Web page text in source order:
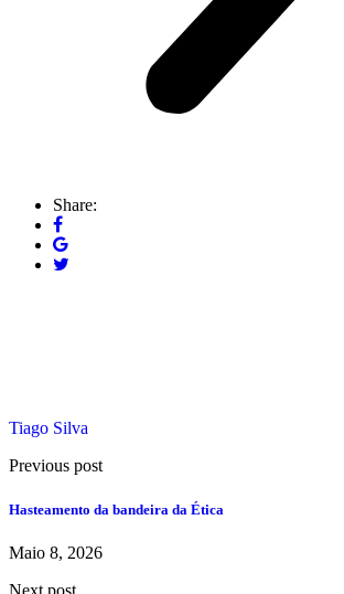
Share:
Tiago Silva
Previous post
Hasteamento da bandeira da Ética
Maio 8, 2026
Next post